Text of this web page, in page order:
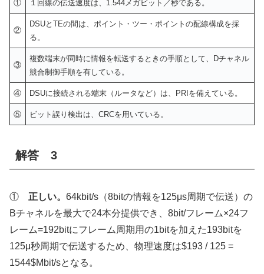
① １回線の伝送速度は、1.544メガビット／秒である。
②
DSUとTEの間は、ポイント・ツー・ポイントの配線構成を採
る。
③
複数端末が同時に情報を転送するときの手順として、Dチャネル
競合制御手順を有している。
④ DSUに接続される端末（ルータなど）は、PRIを備えている。
⑤ ビット誤り検出は、CRCを用いている。
解答 3
① 正しい。 64kbit/s（8bitの情報を125μs周期で伝送）の
Bチャネルを最大で24本分提供でき、8bit/フレーム×24フ
レーム=192bitにフレーム周期用の1bitを加えた193bitを
125μ秒周期で伝送するため、物理速度は$193 / 125 =
1544$Mbit/sとなる。